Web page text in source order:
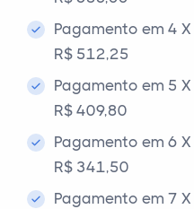
Pagamento em 4
R$ 512,25
Pagamento em 5
R$ 409,80
Pagamento em 6
R$ 341,50
Pagamento em 7